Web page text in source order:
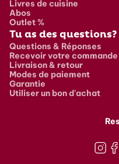
Livres de cuisine
Abos
Outlet %
Tu as des questions?
Questions & Réponses
Recevoir votre commande
Livraison & retour
Modes de paiement
Garantie
Utiliser un bon d'achat